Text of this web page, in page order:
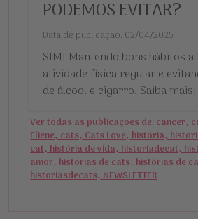
PODEMOS EVITAR?
Data de publicação: 02/04/2025
SIM! Mantendo bons hábitos
atividade física regular e
de álcool e cigarro. Saiba mais!
Ver todas as publicações de: cancer,
Eliene, cats, Cats Love, história,
cat, história de vida, historiadecat,
amor, historias de cats, histórias de
historiasdecats, NEWSLETTER